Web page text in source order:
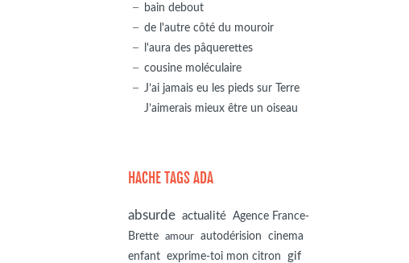
bain debout
de l'autre côté du mouroir
l'aura des pâquerettes
cousine moléculaire
J’ai jamais eu les pieds sur Terre
J’aimerais mieux être un oiseau
HACHE TAGS ADA
absurde actualité Agence France-
Brette
amour autodérision
cinema
enfant exprime-toi mon citron
gif